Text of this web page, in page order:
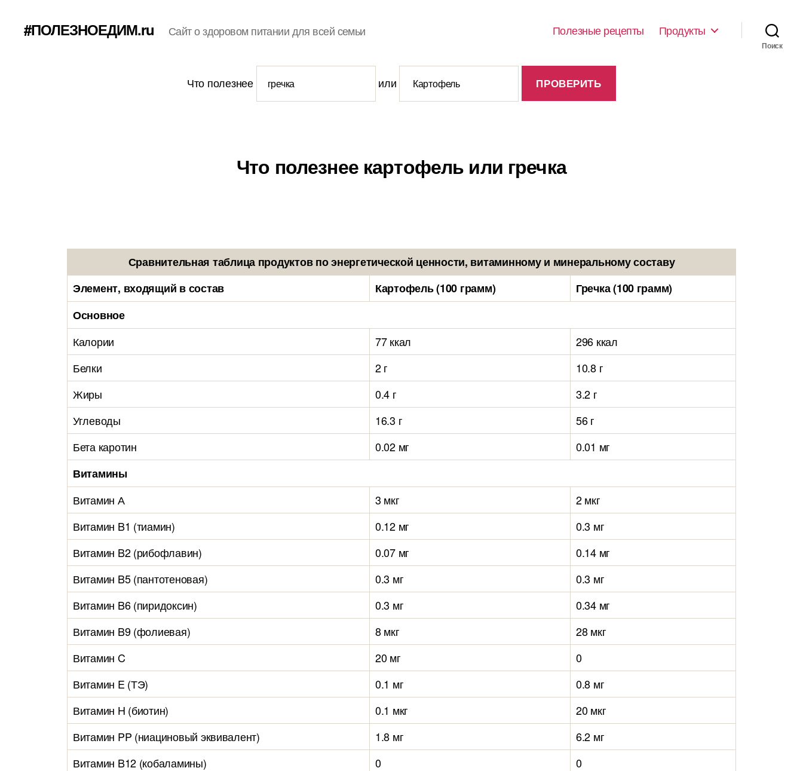
#ПОЛЕЗНОЕДИМ.ru Сайт о здоровом питании для всей семьи Полезные рецепты Продукты
Поиск
Что полезнее или
Что полезнее картофель или гречка
Сравнительная таблица продуктов по энергетической ценности, витаминному и минеральному составу
Элемент, входящий в состав
Картофель (100 грамм)
Гречка (100 грамм)
Основное
Калории
77 ккал
296 ккал
Белки
2 г
10.8 г
Жиры
0.4 г
3.2 г
Углеводы
16.3 г
56 г
Бета каротин
0.02 мг
0.01 мг
Витамины
Витамин А
3 мкг
2 мкг
Витамин B1 (тиамин)
0.12 мг
0.3 мг
Витамин B2 (рибофлавин)
0.07 мг
0.14 мг
Витамин B5 (пантотеновая)
0.3 мг
0.3 мг
Витамин B6 (пиридоксин)
0.3 мг
0.34 мг
Витамин B9 (фолиевая)
8 мкг
28 мкг
Витамин C
20 мг
0
Витамин E (ТЭ)
0.1 мг
0.8 мг
Витамин H (биотин)
0.1 мкг
20 мкг
Витамин PP (ниациновый эквивалент)
1.8 мг
6.2 мг
Витамин B12 (кобаламины)
0
0